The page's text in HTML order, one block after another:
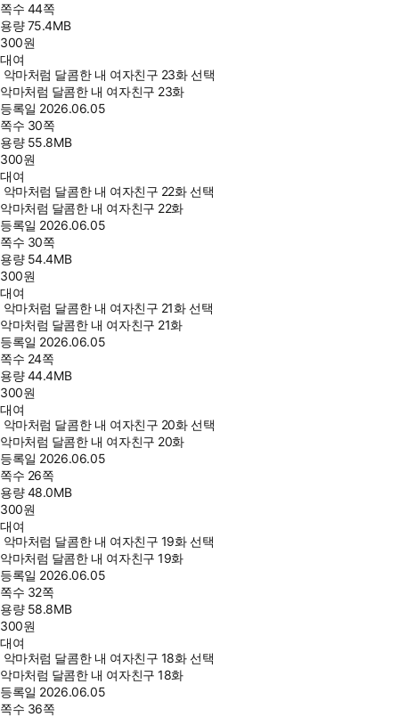
쪽수 44쪽
용량75.4MB
300원
대여
악마처럼 달콤한 내 여자친구 23화 선택
악마처럼 달콤한 내 여자친구 23화
등록일 2026.06.05
쪽수 30쪽
용량 55.8MB
300원
대여
악마처럼 달콤한 내 여자친구 22화 선택
악마처럼 달콤한 내 여자친구 22화
등록일 2026.06.05
쪽수 30쪽
용량 54.4MB
300원
대여
악마처럼 달콤한 내 여자친구 21화 선택
악마처럼 달콤한 내 여자친구 21화
등록일 2026.06.05
쪽수 24쪽
용량44.4MB
300원
대여
악마처럼 달콤한 내 여자친구 20화 선택
악마처럼 달콤한 내 여자친구 20화
등록일 2026.06.05
쪽수 26쪽
용량48.0MB
300원
대여
악마처럼 달콤한 내 여자친구 19화 선택
악마처럼 달콤한 내 여자친구 19화
등록일 2026.06.05
쪽수 32쪽
용량 58.8MB
300원
대여
악마처럼 달콤한 내 여자친구 18화 선택
악마처럼 달콤한 내 여자친구 18화
등록일 2026.06.05
쪽수 36쪽